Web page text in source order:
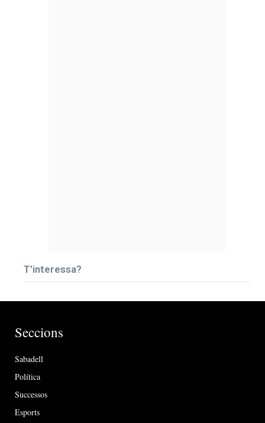
T’interessa?
Seccions
Sabadell
Política
Successos
Esports